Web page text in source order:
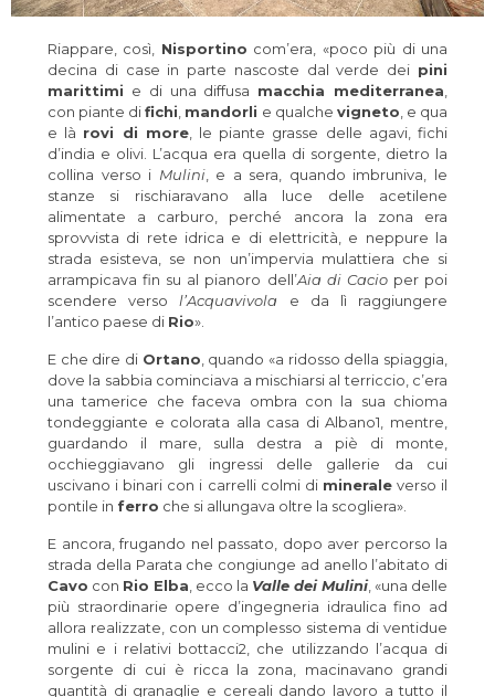
Riappare, così, Nisportino com’era, «poco più di una
decina di case in parte nascoste dal verde dei pini
marittimi e di una diffusa macchia mediterranea
con piante difichi mandorli e qualche vigneto , e qua
e là rovi di more, le piante grasse delle agavi, fichi
d’india e olivi. L’acqua era quella di sorgente, dietro la
collina verso i Mulini, e a sera, quando imbruniva, le
stanze si rischiaravano alla luce delle acetilene
alimentate a carburo, perché ancora la zona era
sprovvista di rete idrica e di elettricità, e neppure la
strada esisteva, se non un’impervia mulattiera che si
arrampicava fin su al pianoro dell’Aia di Cacioper poi
scendere verso l’Acquavivola e da lì raggiungere
l’antico paese di Rio».
E che dire di Ortano , quando «a ridosso della spiaggia,
dove la sabbia cominciava a mischiarsi al terriccio, c’era
una tamerice che faceva ombra con la sua chioma
tondeggiante e colorata alla casa di Albano1, mentre,
guardando il mare, sulla destra a piè di monte,
occhieggiavano gli ingressi delle gallerie da cui
uscivano i binari con i carrelli colmi di mineraleverso il
pontile in ferro che si allungava oltre la scogliera».
E ancora, frugando nel passato, dopo aver percorso la
strada della Parata che congiunge ad anello l’abitato di
Cavo con Rio Elba , ecco la Valle dei Mulini, «una delle
più straordinarie opere d’ingegneria idraulica fino ad
allora realizzate, con un complesso sistema di ventidue
mulini e i relativi bottacci2, che utilizzando l’acqua di
sorgente di cui è ricca la zona, macinavano grandi
quantità di granaglie e cereali dando lavoro a tutto il